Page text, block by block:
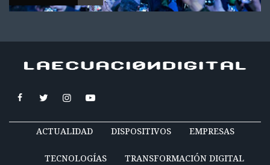
ACTUALIDAD DISPOSITIVOS EMPRESAS
TECNOLOGÍAS TRANSFORMACIÓN DIGITAL